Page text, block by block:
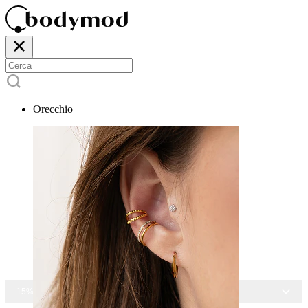
Orecchio
-15% SU TUTTI I GIOIELLI